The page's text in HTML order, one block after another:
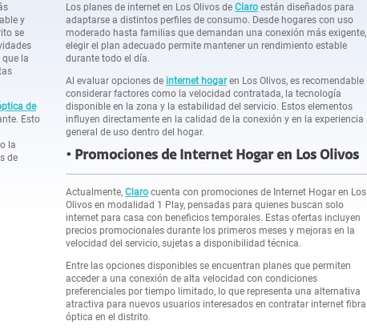
y
se
la
de
Esto
la
de
Los planes de internet en Los Olivos de Claro están diseñados para
adaptarse a distintos perfiles de consumo. Desde hogares con uso
moderado hasta familias que demandan una conexión más exigente,
elegir el plan adecuado permite mantener un rendimiento estable
durante todo el día.
Al evaluar opciones de internet hogaren Los Olivos, es recomendable
considerar factores como la velocidad contratada, la tecnología
disponible en la zona y la estabilidad del servicio. Estos elementos
influyen directamente en la calidad de la conexión y en la experiencia
general de uso dentro del hogar.
Promociones de Internet Hogar en Los Olivos
Actualmente, Claro cuenta con promociones de Internet Hogar en Los
Olivos en modalidad 1 Play, pensadas para quienes buscan solo
internet para casa con beneficios temporales. Estas ofertas incluyen
precios promocionales durante los primeros meses y mejoras en la
velocidad del servicio, sujetas a disponibilidad técnica.
Entre las opciones disponibles se encuentran planes que permiten
acceder a una conexión de alta velocidad con condiciones
preferenciales por tiempo limitado, lo que representa una alternativa
atractiva para nuevos usuarios interesados en contratar internet fibra
óptica en el distrito.